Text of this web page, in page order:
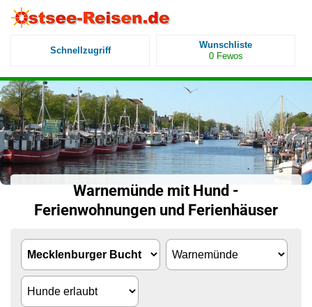
Schnellzugriff
Wunschliste
0 Fewos
Warnemünde mit Hund -
Ferienwohnungen und Ferienhäuser